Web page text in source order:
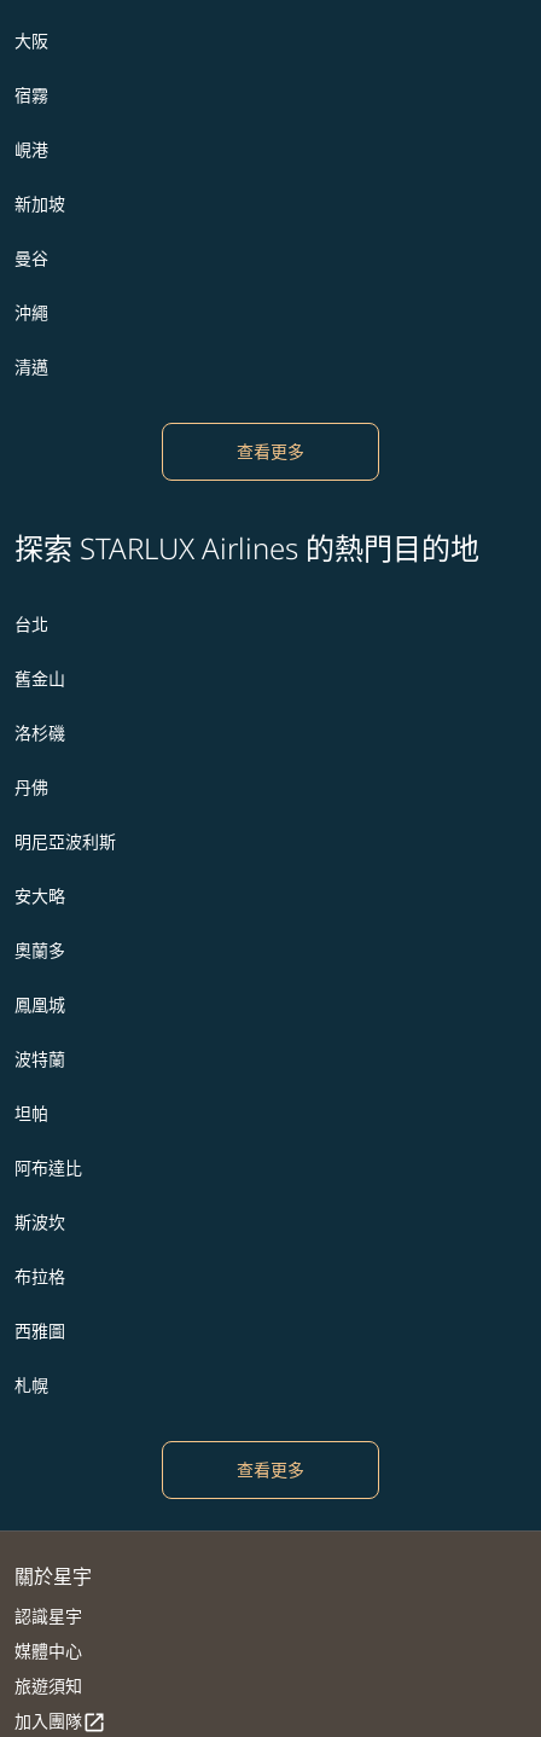
大阪
宿霧
峴港
新加坡
曼谷
沖繩
清邁
查看更多
探索 STARLUX Airlines 的熱門目的地
台北
舊金山
洛杉磯
丹佛
明尼亞波利斯
安大略
奧蘭多
鳳凰城
波特蘭
坦帕
阿布達比
斯波坎
布拉格
西雅圖
札幌
查看更多
關於星宇
認識星宇
媒體中心
旅遊須知
加入團隊open_in_new